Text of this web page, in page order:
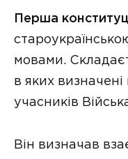
Перша
мовами.
в яких визначені
учасників
Він визначав